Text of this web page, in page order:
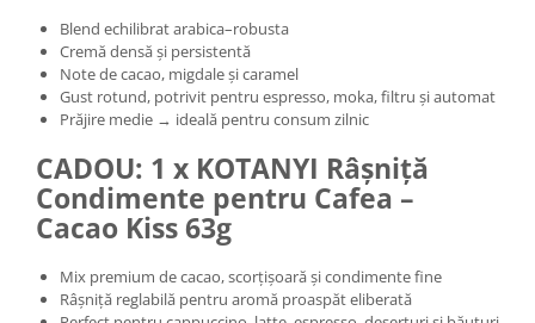
Blend echilibrat arabica–robusta
Cremă densă și persistentă
Note de cacao, migdale și caramel
Gust rotund, potrivit pentru espresso, moka, filtru și automat
Prăjire medie → ideală pentru consum zilnic
CADOU: 1 x KOTANYI Râșniță
Condimente pentru Cafea –
Cacao Kiss 63g
Mix premium de cacao, scorțișoară și condimente fine
Râșniță reglabilă pentru aromă proaspăt eliberată